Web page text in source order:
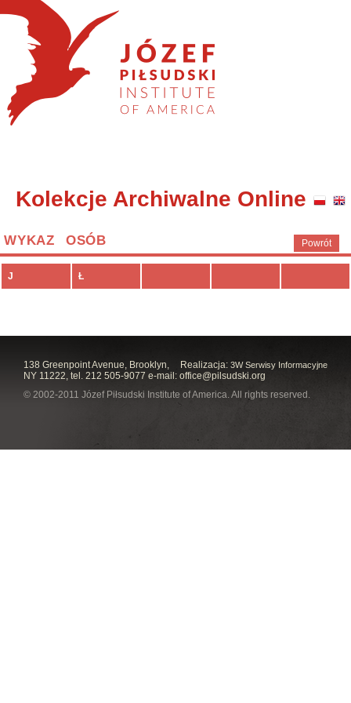
Kolekcje Archiwalne Online
Powrót
WYKAZ OSÓB
J Ł
Realizacja: 3W Serwisy Informacyjne
138 Greenpoint Avenue, Brooklyn,
NY 11222, tel. 212 505-9077 e-mail: office@pilsudski.org
© 2002-2011 Józef Piłsudski Institute of America. All rights reserved.